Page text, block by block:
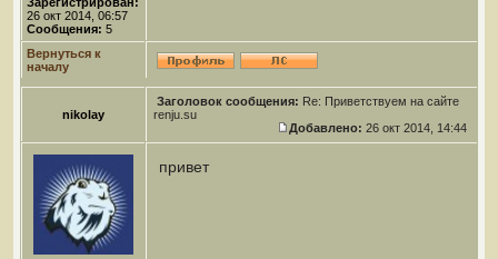
26 окт 2014, 06:57
Сообщения: 5
Вернуться к
началу
nikolay
Заголовок сообщения: Re: Приветствуем на сайте
renju.su
Добавлено: 26 окт 2014, 14:44
привет